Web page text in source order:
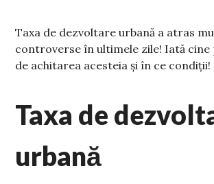
Taxa de dezvoltare urbană a atras
controverse în ultimele zile! Iată
de achitarea acesteia și în ce condiții!
Taxa de
urbană